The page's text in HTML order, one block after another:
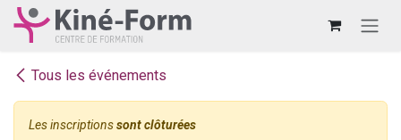
Se rendre au contenu
Tous les événements
Les inscriptionssont clôturées